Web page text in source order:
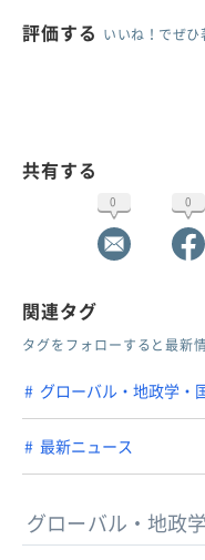
評価する いいね！でぜ
共有する
0 0
関連タグ
タグをフォローすると最新
グローバル・地政学・
最新ニュース
グローバル・地政